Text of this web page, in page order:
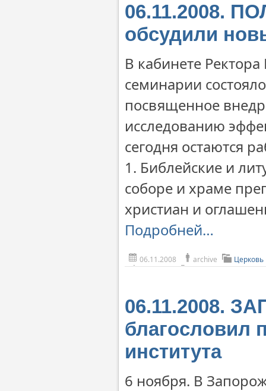
06.11.2008.
обсудили
В кабинете
семинарии
посвященное
исследованию
сегодня остаются
1. Библейские и
соборе и храме
христиан и
Подробней…
06.11.2008 archive
06.11.2008.
благословил
института
6 ноября. В